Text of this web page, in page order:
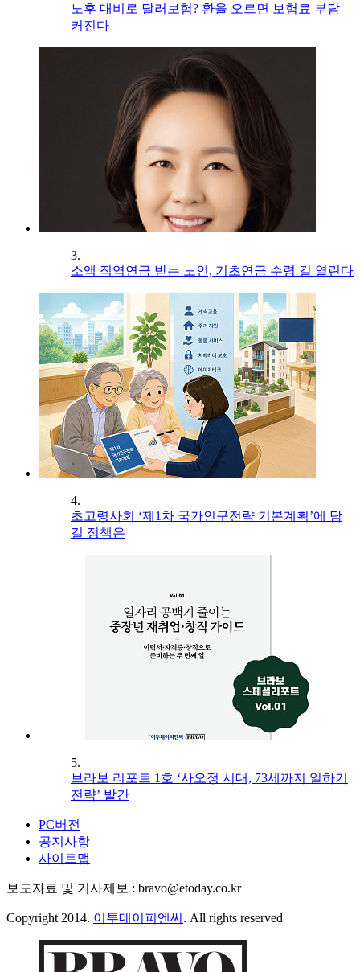
노후 대비로 달러보험? 환율 오르면 보험료 부담
커진다
3.
소액 직역연금 받는 노인, 기초연금 수령 길 열린다
4.
초고령사회 ‘제1차 국가인구전략 기본계획’에 담
길 정책은
5.
브라보 리포트 1호 ‘사오정 시대, 73세까지 일하기
전략’ 발간
PC버전
공지사항
사이트맵
보도자료 및 기사제보 : bravo@etoday.co.kr
Copyright 2014. 이투데이피엔씨 . All rights reserved